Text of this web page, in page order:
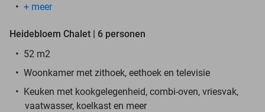
+ meer
Heidebloem Chalet | 6 personen
52 m2
Woonkamer met zithoek, eethoek en televisie
Keuken met kookgelegenheid, combi-oven, vriesvak,
vaatwasser, koelkast en meer